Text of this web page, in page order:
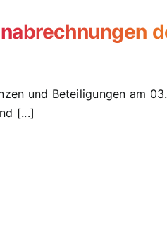
und Beteiligungen am
[...]